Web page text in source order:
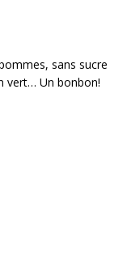
sans sucre
vert… Un bonbon!